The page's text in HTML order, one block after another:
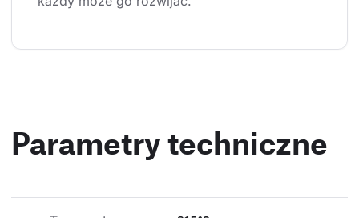
Parametry techniczne